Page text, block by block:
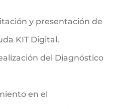
y presentación de
KIT Digital.
del Diagnóstico
en el